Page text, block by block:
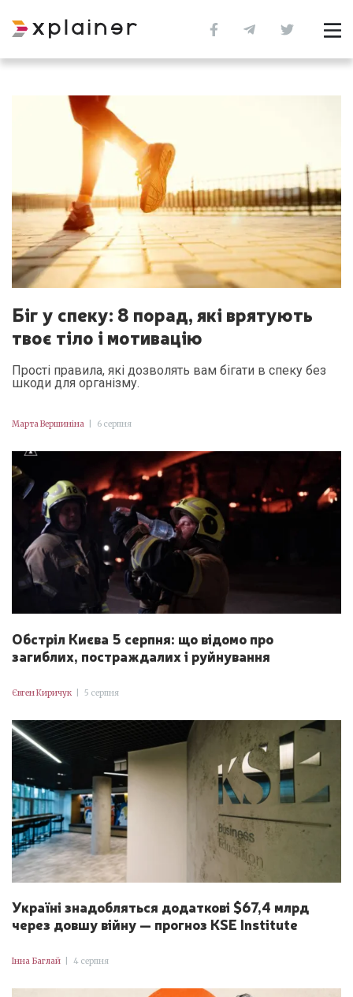
Біг у спеку: 8 порад, які врятують
твоє тіло і мотивацію
Прості правила, які дозволять вам бігати в спеку без
шкоди для організму.
Марта Вершиніна 6 серпня
Обстріл Києва 5 серпня: що відомо про
загиблих, постраждалих і руйнування
Євген Киричук 5 серпня
Україні знадобляться додаткові $67,4 млрд
через довшу війну — прогноз KSE Institute
Інна Баглай 4 серпня